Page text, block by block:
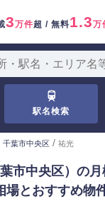
3万件超 / 無料1.3万
駅名検索
千葉市中央区 / 祐光
市中央区）の月
場とおすすめ物